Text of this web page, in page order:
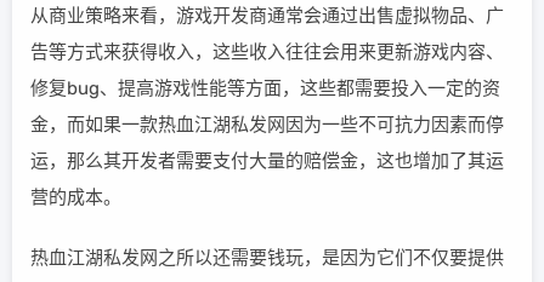
从商业策略来看，游戏开发商通常会通过出售虚拟物品、广
告等方式来获得收入，这些收入往往会用来更新游戏内容、
修复bug、提高游戏性能等方面，这些都需要投入一定的资
金，而如果一款热血江湖私发网因为一些不可抗力因素而停
运，那么其开发者需要支付大量的赔偿金，这也增加了其运
营的成本。
热血江湖私发网之所以还需要钱玩，是因为它们不仅要提供